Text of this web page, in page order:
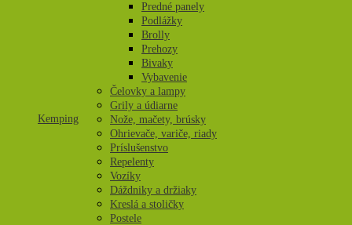
Kemping
Predné panely
Podlážky
Brolly
Prehozy
Bivaky
Vybavenie
Čelovky a lampy
Grily a údiarne
Nože, mačety, brúsky
Ohrievače, variče, riady
Príslušenstvo
Repelenty
Vozíky
Dáždniky a držiaky
Kreslá a stoličky
Postele